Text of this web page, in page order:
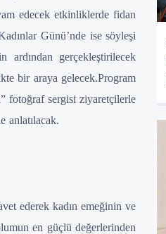
edecek etkinliklerde fidan
Günü’nde ise söyleşi
ardından gerçekleştirilecek
bir araya gelecek.Program
fotoğraf sergisi ziyaretçilerle
anlatılacak.
ederek kadın emeğinin ve
en güçlü değerlerinden